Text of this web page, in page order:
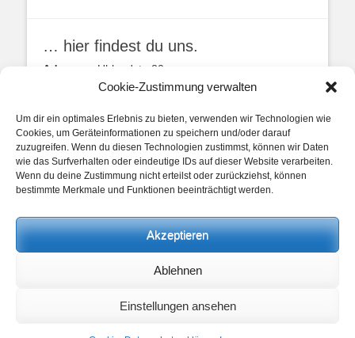
Cookie-Zustimmung verwalten
Um dir ein optimales Erlebnis zu bieten, verwenden wir Technologien wie
Cookies, um Geräteinformationen zu speichern und/oder darauf
zuzugreifen. Wenn du diesen Technologien zustimmst, können wir Daten
wie das Surfverhalten oder eindeutige IDs auf dieser Website verarbeiten.
Wenn du deine Zustimmung nicht erteilst oder zurückziehst, können
bestimmte Merkmale und Funktionen beeinträchtigt werden.
Akzeptieren
Ablehnen
Einstellungen ansehen
… hier findest du uns.
Adresse: Uhlandstr. 20
49134 Wallenhorst
unsere Posts
Beitragskategorien